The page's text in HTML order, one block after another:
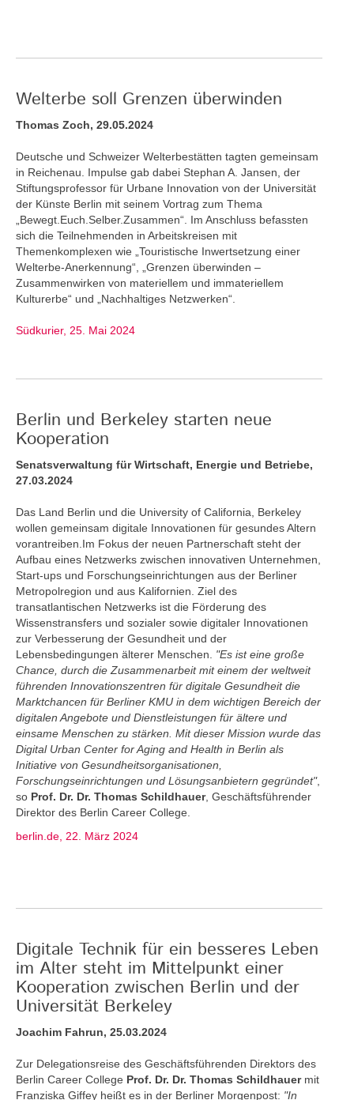
Welterbe soll Grenzen überwinden
Thomas Zoch, 29.05.2024
Deutsche und Schweizer Welterbestätten tagten gemeinsam
in Reichenau. Impulse gab dabei Stephan A. Jansen, der
Stiftungsprofessor für Urbane Innovation von der Universität
der Künste Berlin mit seinem Vortrag zum Thema
„Bewegt.Euch.Selber.Zusammen“. Im Anschluss befassten
sich die Teilnehmenden in Arbeitskreisen mit
Themenkomplexen wie „Touristische Inwertsetzung einer
Welterbe-Anerkennung“, „Grenzen überwinden –
Zusammenwirken von materiellem und immateriellem
Kulturerbe“ und „Nachhaltiges Netzwerken“.
Südkurier, 25. Mai 2024
Berlin und Berkeley starten neue
Kooperation
Senatsverwaltung für Wirtschaft, Energie und Betriebe,
27.03.2024
Das Land Berlin und die University of California, Berkeley
wollen gemeinsam digitale Innovationen für gesundes Altern
vorantreiben.Im Fokus der neuen Partnerschaft steht der
Aufbau eines Netzwerks zwischen innovativen Unternehmen,
Start-ups und Forschungseinrichtungen aus der Berliner
Metropolregion und aus Kalifornien. Ziel des
transatlantischen Netzwerks ist die Förderung des
Wissenstransfers und sozialer sowie digitaler Innovationen
zur Verbesserung der Gesundheit und der
Lebensbedingungen älterer Menschen. "Es ist eine große
Chance, durch die Zusammenarbeit mit einem der weltweit
führenden Innovationszentren für digitale Gesundheit die
Marktchancen für Berliner KMU in dem wichtigen Bereich der
digitalen Angebote und Dienstleistungen für ältere und
einsame Menschen zu stärken. Mit dieser Mission wurde das
Digital Urban Center for Aging and Health in Berlin als
Initiative von Gesundheitsorganisationen,
Forschungseinrichtungen und Lösungsanbietern gegründet",
so Prof. Dr. Dr. Thomas Schildhauer, Geschäftsführender
Direktor des Berlin Career College.
berlin.de, 22. März 2024
Digitale Technik für ein besseres Leben
im Alter steht im Mittelpunkt einer
Kooperation zwischen Berlin und der
Universität Berkeley
Joachim Fahrun, 25.03.2024
Zur Delegationsreise des Geschäftsführenden Direktors des
Berlin Career College Prof. Dr. Dr. Thomas Schildhauermit
Franziska Giffey heißt es in der Berliner Morgenpost: "In